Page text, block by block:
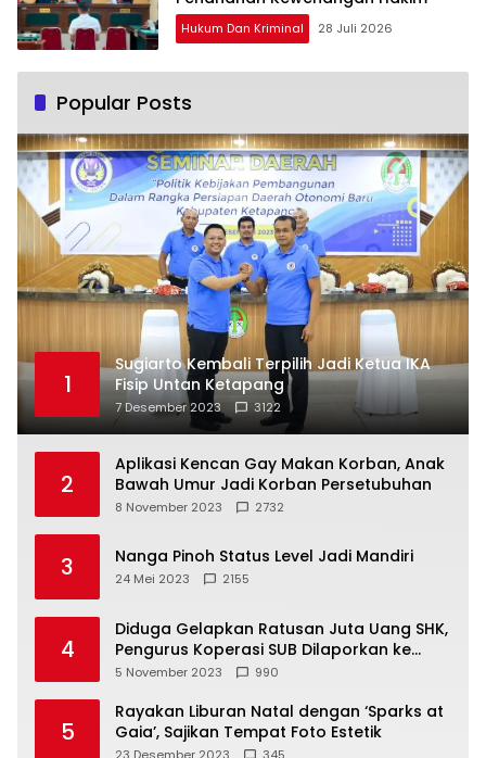
Hukum Dan Kriminal 28 Juli 2026
Popular Posts
1
Sugiarto Kembali Terpilih Jadi Ketua IKA
Fisip Untan Ketapang
7 Desember 2023 3122
2
Aplikasi Kencan Gay Makan Korban, Anak
Bawah Umur Jadi Korban Persetubuhan
8 November 2023 2732
3 Nanga Pinoh Status Level Jadi Mandiri
24 Mei 2023 2155
4
Diduga Gelapkan Ratusan Juta Uang SHK,
Pengurus Koperasi SUB Dilaporkan ke
Polisi
5 November 2023 990
5
Rayakan Liburan Natal dengan ‘Sparks at
Gaia’, Sajikan Tempat Foto Estetik